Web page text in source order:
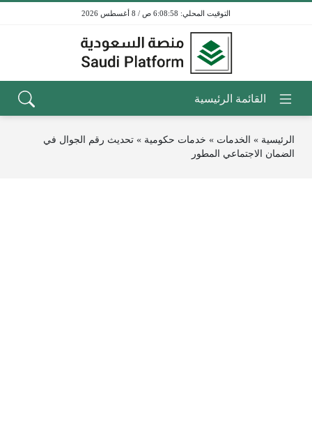
6:08:58 ص / 8 أغسطس 2026
الرئيسية » الخدمات » خدمات حكومية » تحديث رقم الجوال في
الضمان الاجتماعي المطور